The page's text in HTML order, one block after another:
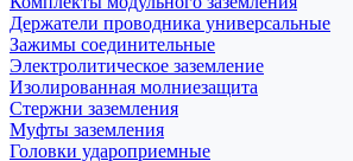
Держатели проводника универсальные
Зажимы соединительные
Электролитическое заземление
Изолированная молниезащита
Стержни заземления
Муфты заземления
Головки удароприемные